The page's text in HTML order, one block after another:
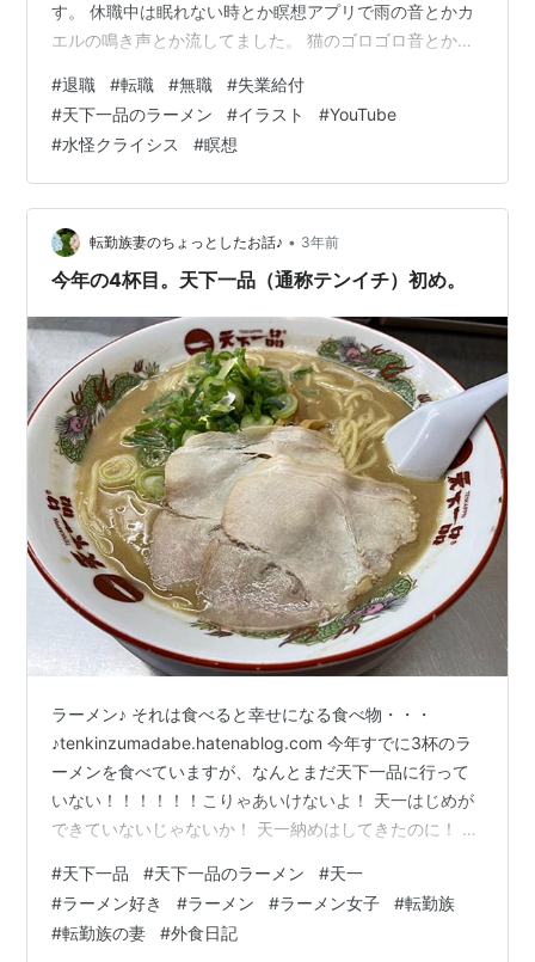
す。 休職中は眠れない時とか瞑想アプリで雨の音とかカ
エルの鳴き声とか流してました。 猫のゴロゴロ音とか
てうんぬん →先週（先々週か）、退職しようと思ってま
す、でもまだ迷っていますと上司に伝え、とりあえず１
週間考えてみてまた次の月曜に意思を伝えてほしいと言
われ… 月曜、上司が忙しすぎて１日中事務所にいなかっ
たので定時後に帰ってきた後「決めました！辞めま
す！」とだけ言って帰宅。（社会不適応すぎる…
#退職 #転職 #無職 #失業給付
#天下一品のラーメン #イラスト #YouTube
#水怪クライシス #瞑想
転勤族妻のちょっとしたお話♪ • 3年前
今年の4杯目。天下一品（通称テンイチ）初め。
ラーメン♪ それは食べると幸せになる食べ物・・・
♪tenkinzumadabe.hatenablog.com 今年すでに3杯のラ
ーメンを食べていますが、なんとまだ天下一品に行って
いない！！！！！！こりゃあいけないよ！ 天一はじめが
できていないじゃないか！ 天一納めはしてきたのに！ 昨
URLのお尻は【tenichi2022last】
(笑)tenkinzumadabe.hatenablog.com 2023年、はじま
らんよ！！！ ダッシュで天一へ。 つまり、言い訳をして
#天下一品 #天下一品のラーメン #天一
#ラーメン好き #ラーメン #ラーメン女子 #転勤族
#転勤族の妻 #外食日記